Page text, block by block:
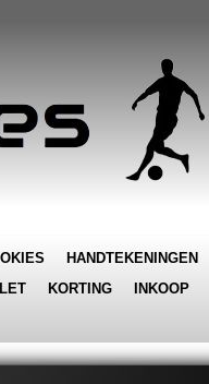
HANDTEKENINGEN
KORTING
INKOOP